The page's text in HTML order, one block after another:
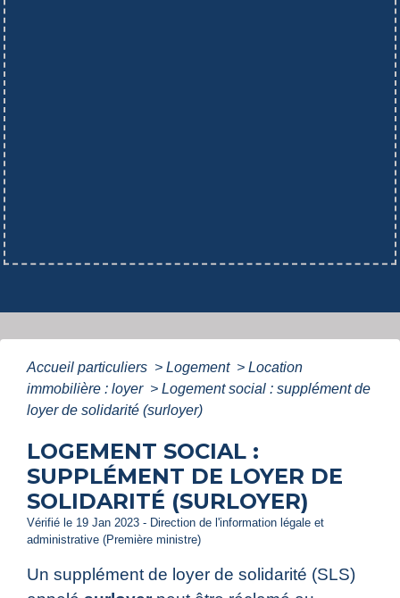
Accueil particuliers > Logement > Location
immobilière : loyer > Logement social : supplément de
loyer de solidarité (surloyer)
LOGEMENT SOCIAL :
SUPPLÉMENT DE LOYER DE
SOLIDARITÉ (SURLOYER)
Vérifié le 19 Jan 2023 - Direction de l'information légale et
administrative (Première ministre)
Un supplément de loyer de solidarité (SLS)